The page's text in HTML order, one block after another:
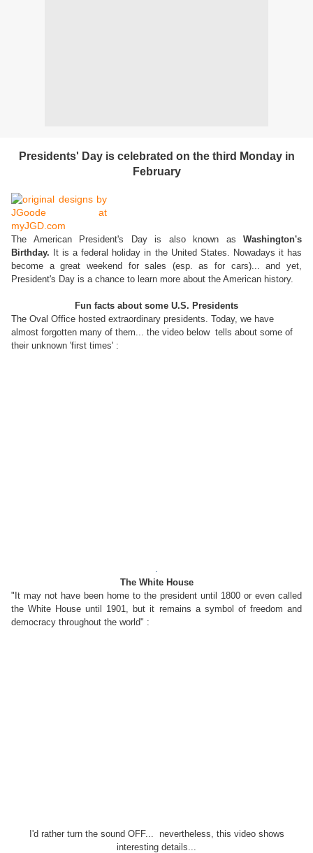
Presidents' Day is celebrated on the third Monday in
February
The American President's Day is also known as Washington's
Birthday. It is a federal holiday in the United States. Nowadays it has
become a great weekend for sales (esp. as for cars)... and yet,
President's Day is a chance to learn more about the American history.
Fun facts about some U.S. Presidents
The Oval Office hosted extraordinary presidents. Today, we have
almost forgotten many of them... the video below tells about some of
their unknown 'first times' :
The White House
"It may not have been home to the president until 1800 or even called
the White House until 1901, but it remains a symbol of freedom and
democracy throughout the world" :
I'd rather turn the sound OFF... nevertheless, this video shows
interesting details...